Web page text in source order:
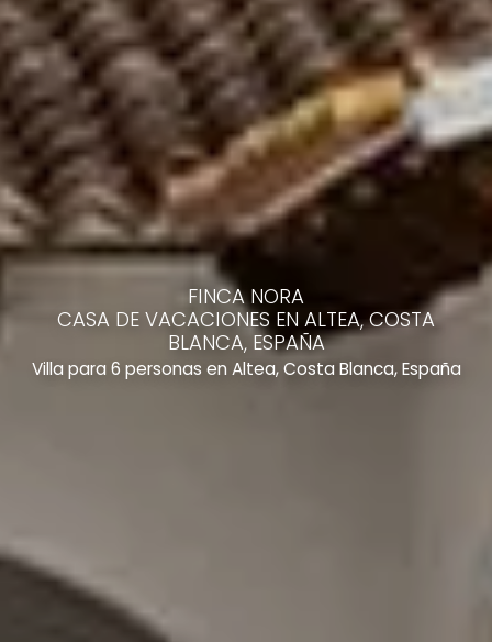
FINCA NORA
CASA DE VACACIONES EN ALTEA, COSTA
BLANCA, ESPAÑA
Villa para 6 personas en Altea, Costa Blanca, España